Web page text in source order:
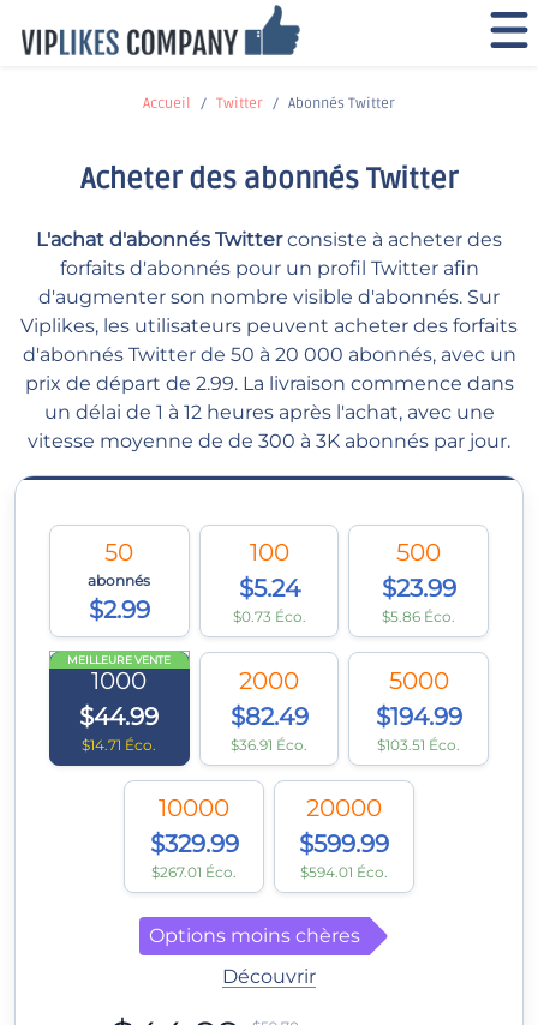
Accueil Twitter Abonnés Twitter
Acheter des abonnés Twitter
L'achat d'abonnés Twitterconsiste à acheter des
forfaits d'abonnés pour un profil Twitter afin
d'augmenter son nombre visible d'abonnés. Sur
Viplikes, les utilisateurs peuvent acheter des forfaits
d'abonnés Twitter de 50 à 20 000 abonnés, avec un
prix de départ de 2.99. La livraison commence dans
un délai de 1 à 12 heures après l'achat, avec une
vitesse moyenne de de 300 à 3K abonnés par jour.
50
abonnés
$2.99
100
$5.24
$0.73 Éco.
500
$23.99
$5.86 Éco.
MEILLEURE VENTE
1000
$44.99
$14.71 Éco.
2000
$82.49
$36.91 Éco.
5000
$194.99
$103.51 Éco.
10000
$329.99
$267.01 Éco.
20000
$599.99
$594.01 Éco.
Options moins chères
Découvrir